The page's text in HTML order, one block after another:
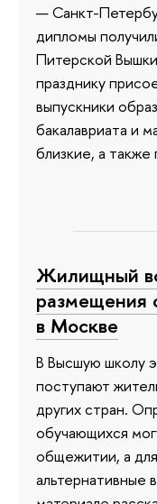
— Санкт-
дипломы
Питерской
празднику
выпускники
бакалавриата и
близкие, а также
Жилищный
в Москве
В Высшую школу
поступают
других стран.
обучающихся
общежитии, а
альтернативные